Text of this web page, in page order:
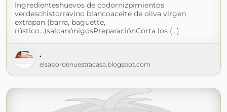
Ingredienteshuevos de codornizpimientos
verdeschistorravino blancoaceite de oliva virgen
extrapan (barra, baguette,
rústico...)salcanónigosPreparaciónCorta los (...)
.
elsabordenuestracasa.blogspot.com